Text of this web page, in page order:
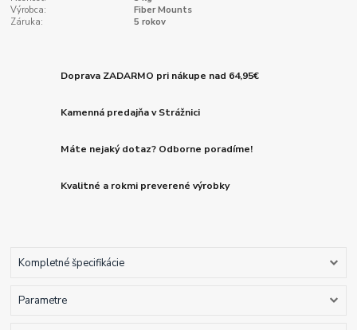
Výrobca:
Fiber Mounts
Záruka:
5 rokov
Doprava ZADARMO pri nákupe nad 64,95€
Kamenná predajňa v Strážnici
Máte nejaký dotaz? Odborne poradíme!
Kvalitné a rokmi preverené výrobky
Kompletné špecifikácie
Parametre